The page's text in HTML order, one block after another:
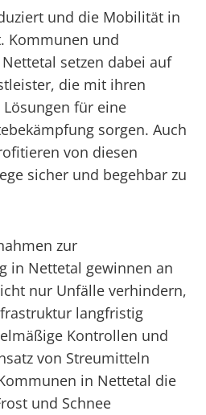
und die Mobilität in
Kommunen und
setzen dabei auf
die mit ihren
für eine
sorgen. Auch
von diesen
sicher und begehbar zu
zur
in Nettetal gewinnen an
nur Unfälle verhindern,
langfristig
Kontrollen und
von Streumitteln
in Nettetal die
und Schnee